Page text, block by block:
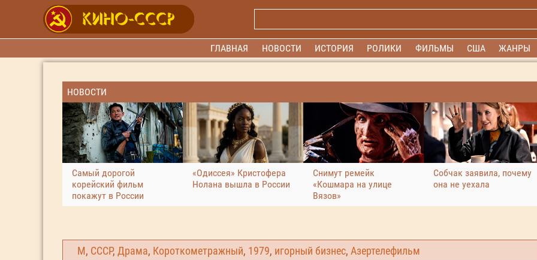
ГЛАВНАЯ НОВОСТИ ИСТОРИЯ РОЛИКИ ФИЛЬМЫ США ЖАНРЫ
НОВОСТИ
Самый дорогой
корейский фильм
покажут в России
«Одиссея» Кристофера
Нолана вышла в России
Снимут ремейк
«Кошмара на улице
Вязов»
Собчак заявила, почему
она не уехала
М , СССР, Драма, Короткометражный, 1979, игорный бизнес, Азертелефильм